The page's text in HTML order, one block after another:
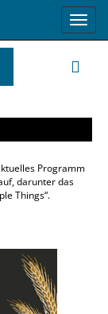
Programm
darunter das
Things“.